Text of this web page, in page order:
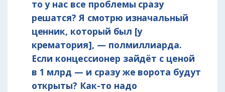
то у нас все проблемы сразу
решатся? Я смотрю изначальный
ценник, который был [у
крематория], — полмиллиарда.
Если концессионер зайдёт с ценой
в 1 млрд — и сразу же ворота будут
открыты? Как-то надо